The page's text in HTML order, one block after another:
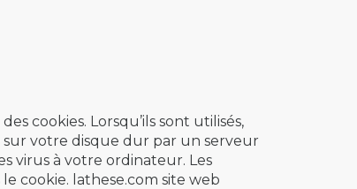
cookies. Lorsqu’ils sont utilisés,
votre disque dur par un serveur
virus à votre ordinateur. Les
cookie. lathese.com site web